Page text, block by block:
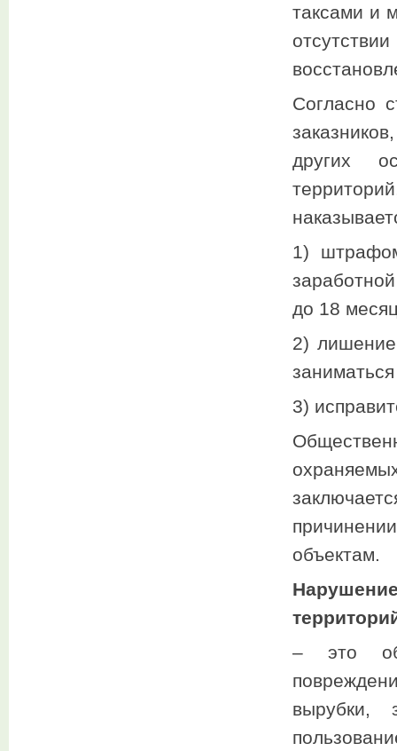
таксами и
Согласно
других
1)
до 18
2)
3)
объектам.
– это
вырубки,